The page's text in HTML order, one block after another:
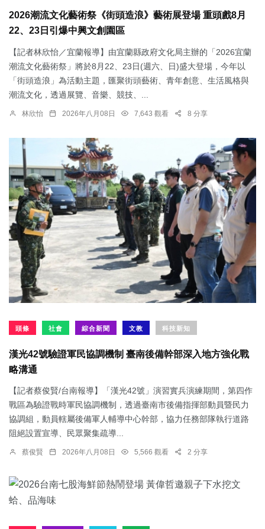
2026潮流文化藝術祭《街頭造浪》藝術展登場 重頭戲8月
22、23日引爆中興文創園區
【記者林欣怡／宜蘭報導】由宜蘭縣政府文化局主辦的「2026宜蘭
潮流文化藝術祭」將於8月22、23日(週六、日)盛大登場，今年以
「街頭造浪」為活動主題，匯聚街頭藝術、青年創意、生活風格與
潮流文化，透過展覽、音樂、競技、...
林欣怡 2026年八月08日 7,643 觀看 8 分享
頭條 社會 綜合新聞 文教 科技新知
漢光42號驗證軍民協調機制 臺南後備幹部深入地方強化戰
略溝通
【記者蔡俊賢/台南報導】「漢光42號」演習實兵演練期間，第四作
戰區為驗證戰時軍民協調機制，透過臺南市後備指揮部動員暨民力
協調組，動員轄屬後備軍人輔導中心幹部，協力任務部隊執行道路
阻絕設置宣導、民眾聚集疏導...
蔡俊賢 2026年八月08日 5,566 觀看 2 分享